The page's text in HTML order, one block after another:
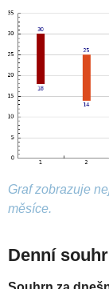
Graf zobrazuje
měsíce.
Denní